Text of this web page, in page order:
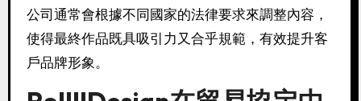
公司通常會根據不同國家的法律要求來調整內容，
使得最終作品既具吸引力又合乎規範，有效提升客
戶品牌形象。